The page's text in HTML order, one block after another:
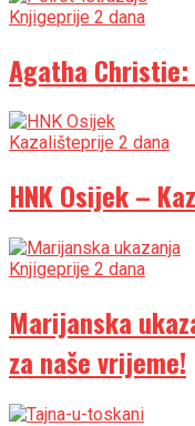
Knjigeprije 2 dana
Agatha
Kazališteprije 2 dana
HNK Osijek –
Knjigeprije 2 dana
Marijanska
za naše vrijeme!